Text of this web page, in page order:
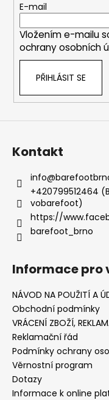
E-mail
Vložením e-mailu
ochrany osobních
PŘIHLÁSIT SE
Kontakt
info@
+420799512464
vobarefoot)
https://
barefoot_brno
Informace pro
NÁVOD NA POUŽITÍ A
Obchodní podmínky
VRÁCENÍ ZBOŽÍ,
Reklamační řád
Podmínky ochrany
Věrnostní program
Dotazy
Informace k online